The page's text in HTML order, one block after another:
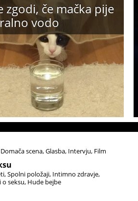
zgodi, če mačka pije
vodo
Domača scena Glasba Intervju Film
Spolni položaji Intimno zdravje
seksu Hude bejbe